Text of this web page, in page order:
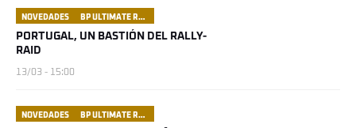
NOVEDADES BP ULTIMATE RALLY RAID PORTUGAL
PORTUGAL, UN BASTIÓN DEL RALLY-
RAID
13/03 - 15:00
NOVEDADES BP ULTIMATE RALLY RAID PORTUGAL